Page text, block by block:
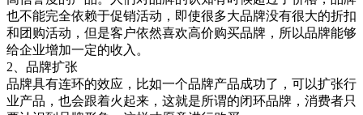
也不能完全依赖于促销活动，即使很多大品牌没有很大的折扣
和团购活动，但是客户依然喜欢高价购买品牌，所以品牌能够
给企业增加一定的收入。
2、品牌扩张
品牌具有连环的效应，比如一个品牌产品成功了，可以扩张行
业产品，也会跟着火起来，这就是所谓的闭环品牌，消费者只